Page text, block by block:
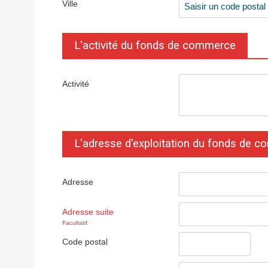
Ville
L'activité du fonds de commerce
Activité
L'adresse d'exploitation du fonds de
Adresse
Adresse suite
Facultatif
Code postal